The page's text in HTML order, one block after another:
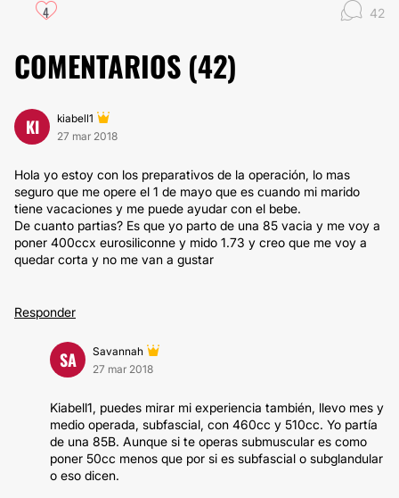
4 42
COMENTARIOS (42)
KI
kiabell1
27 mar 2018
Hola yo estoy con los preparativos de la operación, lo mas
seguro que me opere el 1 de mayo que es cuando mi marido
tiene vacaciones y me puede ayudar con el bebe.
De cuanto partias? Es que yo parto de una 85 vacia y me voy a
poner 400ccx eurosiliconne y mido 1.73 y creo que me voy a
quedar corta y no me van a gustar
Responder
SA
Savannah
27 mar 2018
Kiabell1, puedes mirar mi experiencia también, llevo mes y
medio operada, subfascial, con 460cc y 510cc. Yo partía
de una 85B. Aunque si te operas submuscular es como
poner 50cc menos que por si es subfascial o subglandular
o eso dicen.